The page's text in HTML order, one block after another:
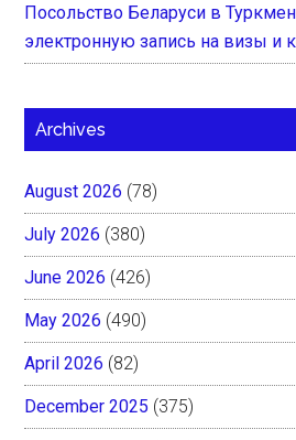
Посольство Беларуси в
электронную запись на визы и
Archives
August 2026 (78)
July 2026 (380)
June 2026 (426)
May 2026 (490)
April 2026 (82)
December 2025 (375)